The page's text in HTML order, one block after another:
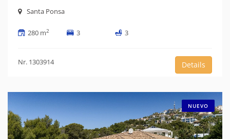
Santa Ponsa
280 m2 3 3
Nr. 1303914 Details
NUEVO